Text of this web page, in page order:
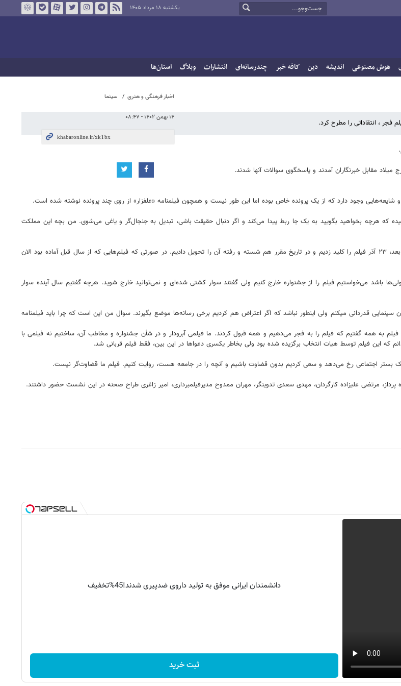
یکشنبه ۱۸ مرداد ۱۴۰۵
هوش مصنوعی اندیشه دین کافه خبر چندرسانه‌ای انتشارات وبلاگ استان‌ها
اخبار فرهنگی و هنری سینما
۱۴ بهمن ۱۴۰۲ - ۰۸:۴۷
، انتقاداتی را مطرح کرد.
وجود دارد که از یک پرونده خاص بوده اما این طور نیست و همچون فیلمنامه «علفزار» از روی چند پرونده نوشته شده است.
که هرچه بخواهید بگویید به یک جا ربط پیدا می‌کند و اگر دنبال حقیقت باشی، تبدیل به جنجال‌گر و یاغی می‌شوی. من بچه این مملکت
به گزارش ایسنا،او افزود: ما درباره حضور فیلم در جشنواره با شخص آقای امینی صحبت کردیم و بعد، ۲۳ آذر فیلم را کلید زدیم و در تاریخ مقرر هم شسته و رفته آن را تحویل دادیم. در صورتی که فیلم‌هایی که از سال قبل آماده بود الان
باشد می‌خواستیم فیلم را از جشنواره خارج کنیم ولی گفتند سوار کشتی شده‌ای و نمی‌توانید خارج شوید. هرچه گفتیم سال آینده سوار
قدردانی میکنم ولی اینطور نباشد که اگر اعتراض هم کردیم برخی رسانه‌ها موضع بگیرند. سوال من این است که چرا باید فیلمنامه
به همه گفتیم که فیلم را به فجر می‌دهیم و همه قبول کردند. ما فیلمی آبرودار و در شأن جشنواره و مخاطب آن، ساختیم نه فیلمی با
که این فیلم توسط هیات انتخاب برگزیده شده بود ولی بخاطر یکسری دعواها در این بین، فقط فیلم قربانی شد.
بستر اجتماعی رخ می‌دهد و سعی کردیم بدون قضاوت باشیم و آنچه را در جامعه هست، روایت کنیم.‌ فیلم ما قضاوت‌گر نیست.
مرتضی علیزاده کارگردان، مهدی سعدی تدوینگر، مهران ممدوح مدیرفیلمبرداری، امیر زاغری طراح صحنه در این نشست حضور داشتند.
دانشمندان ایرانی موفق به تولید داروی ضدپیری شدند!45%تخفیف
ثبت خرید